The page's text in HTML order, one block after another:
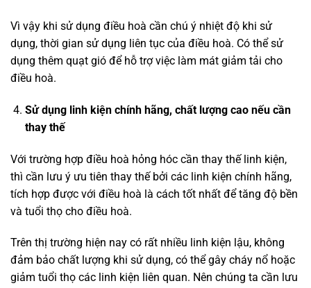
Vì vậy khi sử dụng điều hoà cần chú ý nhiệt độ khi sử
dụng, thời gian sử dụng liên tục của điều hoà. Có thể sử
dụng thêm quạt gió để hỗ trợ việc làm mát giảm tải cho
điều hoà.
Sử dụng linh kiện chính hãng, chất lượng cao nếu cần
thay thế
Với trường hợp điều hoà hỏng hóc cần thay thế linh kiện,
thì cần lưu ý ưu tiên thay thế bởi các linh kiện chính hãng,
tích hợp được với điều hoà là cách tốt nhất để tăng độ bền
và tuổi thọ cho điều hoà.
Trên thị trường hiện nay có rất nhiều linh kiện lậu, không
đảm bảo chất lượng khi sử dụng, có thể gây cháy nổ hoặc
giảm tuổi thọ các linh kiện liên quan. Nên chúng ta cần lưu